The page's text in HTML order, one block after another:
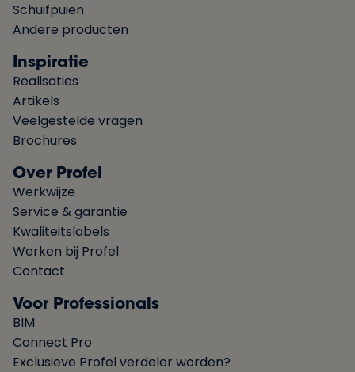
Schuifpuien
Andere producten
Inspiratie
Realisaties
Artikels
Veelgestelde vragen
Brochures
Over Profel
Werkwijze
Service & garantie
Kwaliteitslabels
Werken bij Profel
Contact
Voor Professionals
BIM
Connect Pro
Exclusieve Profel verdeler worden?